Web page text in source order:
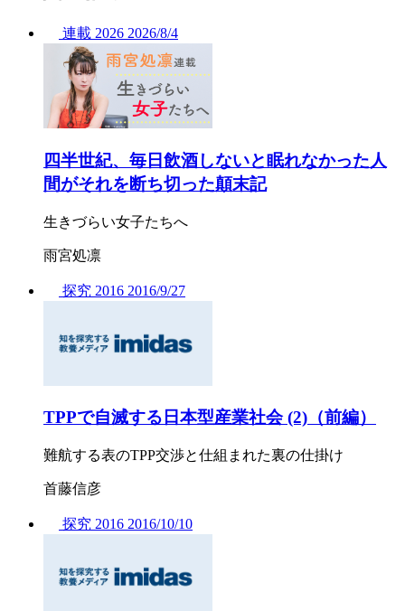
連載 2026 2026/8/4
四半世紀、毎日飲酒しないと眠れなかった人
間がそれを断ち切った顛末記
生きづらい女子たちへ
雨宮処凛
探究 2016 2016/9/27
TPPで自滅する日本型産業社会 (2)（前編）
難航する表のTPP交渉と仕組まれた裏の仕掛け
首藤信彦
探究 2016 2016/10/10